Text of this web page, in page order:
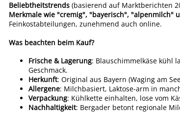
Beliebtheitstrends (basierend auf Marktberichten
Merkmale wie "cremig", "bayerisch", "alpenmilch"
Feinkostabteilungen, zunehmend auch online.
Was beachten beim Kauf?
Frische & Lagerung: Blauschimmelkäse kühl
Geschmack.
Herkunft: Original aus Bayern (Waging am
Allergene: Milchbasiert, Laktose-arm in
Verpackung: Kühlkette einhalten, lose vom
Nachhaltigkeit: Bergader betont regionale